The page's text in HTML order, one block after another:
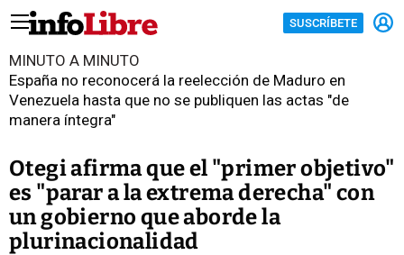
SUSCRÍBETE
MINUTO A MINUTO
España no reconocerá la reelección de Maduro en
Venezuela hasta que no se publiquen las actas "de
manera íntegra"
Otegi afirma que el "primer objetivo"
es "parar a la extrema derecha" con
un gobierno que aborde la
plurinacionalidad